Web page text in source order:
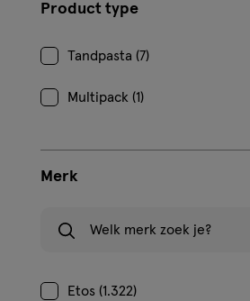
Product type
Tandpasta (7)
Multipack (1)
Merk
Etos (1.322)